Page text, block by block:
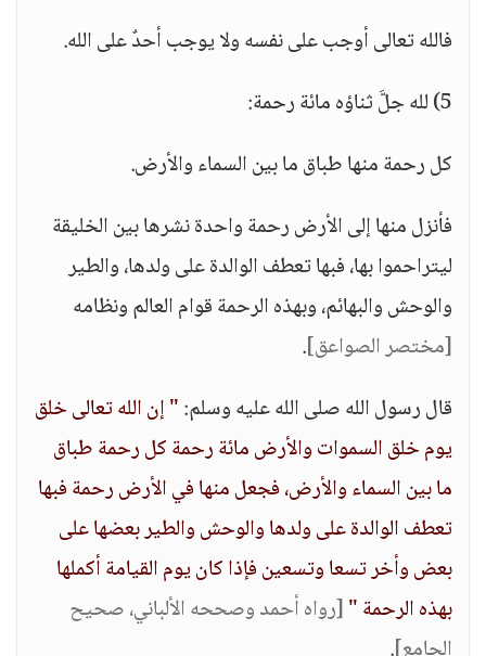
فالله تعالى أوجب على نفسه ولا يوجب أحدٌ على الله.
5) لله جلَّ ثناؤه مائة رحمة:
كل رحمة منها طباق ما بين السماء والأرض.
فأنزل منها إلى الأرض رحمة واحدة نشرها بين الخليقة
ليتراحموا بها، فبها تعطف الوالدة على ولدها، والطير
والوحش والبهائم، وبهذه الرحمة قوام العالم ونظامه
[مختصر الصواعق].
قال رسول الله صلى الله عليه وسلم:" إن الله تعالى خلق
يوم خلق السموات والأرض مائة رحمة كل رحمة طباق
ما بين السماء والأرض، فجعل منها في الأرض رحمة فبها
تعطف الوالدة على ولدها والوحش والطير بعضها على
بعض وأخر تسعا وتسعين فإذا كان يوم القيامة أكملها
بهذه الرحمة "[رواه أحمد وصححه الألباني، صحيح